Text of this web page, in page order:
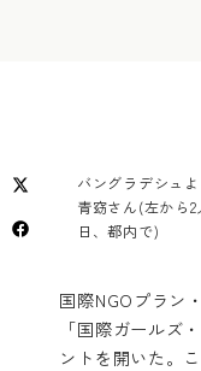
バングラデシュ
青窈さん(左から
日、都内で)
国際NGOプラン
「国際ガールズ
ントを開いた。